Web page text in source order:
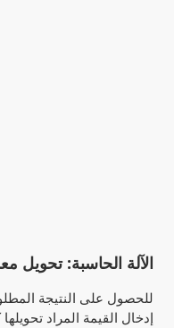
الآلة الحاسبة: تحويل
للحصول على النتيجة